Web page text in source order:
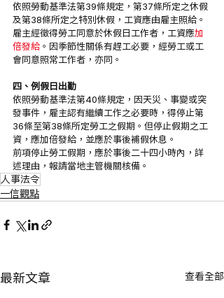
依照勞動基準法第39條規定，第37條所定之休假
及第38條所定之特別休假，工資應由雇主照給。
雇主經徵得勞工同意於休假日工作者，工資應加
倍發給 。因季節性關係有趕工必要，經勞工或工
會同意照常工作者，亦同。
四、例假日出勤
依照勞動基準法第40條規定，因天災、事變或突
發事件，雇主認有繼續工作之必要時，得停止第
36條至第38條所定勞工之假期。但停止假期之工
資，應加倍發給，並應於事後補假休息。
前項停止勞工假期，應於事後二十四小時內，詳
述理由，報請當地主管機關核備。
人事法令
一信觀點
最新文章 查看全部